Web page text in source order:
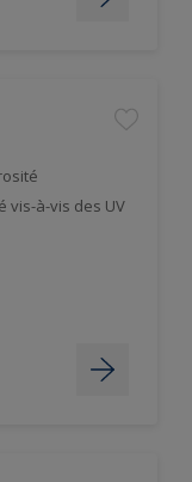
vis-à-vis des UV